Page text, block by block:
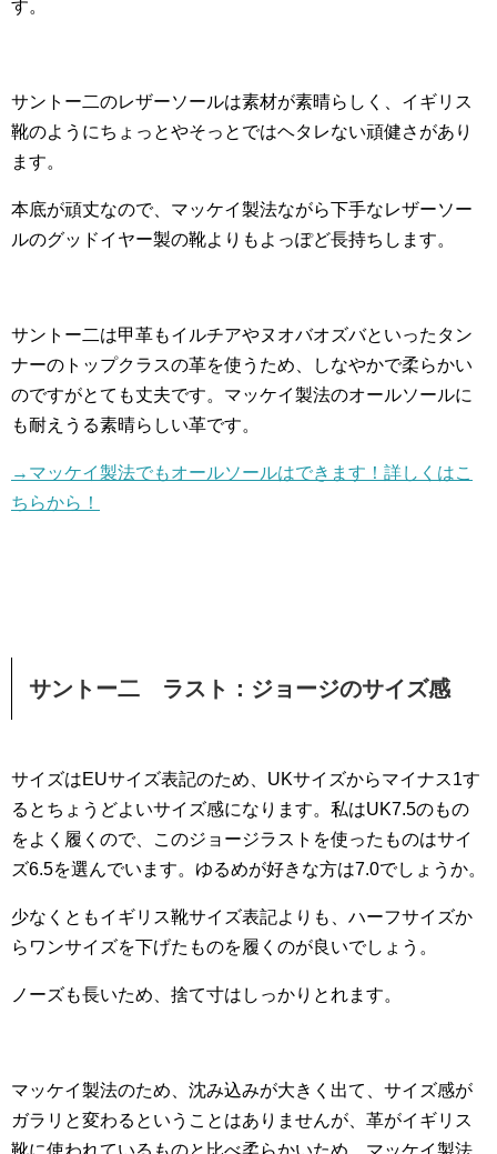
す。
サントー二のレザーソールは素材が素晴らしく、イギリス
靴のようにちょっとやそっとではヘタレない頑健さがあり
ます。
本底が頑丈なので、マッケイ製法ながら下手なレザーソー
ルのグッドイヤー製の靴よりもよっぽど長持ちします。
サントー二は甲革もイルチアやヌオバオズバといったタン
ナーのトップクラスの革を使うため、しなやかで柔らかい
のですがとても丈夫です。マッケイ製法のオールソールに
も耐えうる素晴らしい革です。
→マッケイ製法でもオールソールはできます！詳しくはこ
ちらから！
サントー二 ラスト：ジョージのサイズ感
サイズはEUサイズ表記のため、UKサイズからマイナス1す
るとちょうどよいサイズ感になります。私はUK7.5のもの
をよく履くので、このジョージラストを使ったものはサイ
ズ6.5を選んでいます。ゆるめが好きな方は7.0でしょうか。
少なくともイギリス靴サイズ表記よりも、ハーフサイズか
らワンサイズを下げたものを履くのが良いでしょう。
ノーズも長いため、捨て寸はしっかりとれます。
マッケイ製法のため、沈み込みが大きく出て、サイズ感が
ガラリと変わるということはありませんが、革がイギリス
靴に使われているものと比べ柔らかいため、マッケイ製法